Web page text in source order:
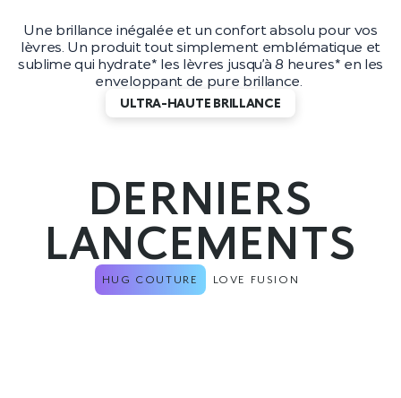
Une brillance inégalée et un confort absolu pour vos
lèvres. Un produit tout simplement emblématique et
sublime qui hydrate* les lèvres jusqu’à 8 heures* en les
enveloppant de pure brillance.
ULTRA-HAUTE BRILLANCE
DERNIERS
LANCEMENTS
HUG COUTURE LOVE FUSION